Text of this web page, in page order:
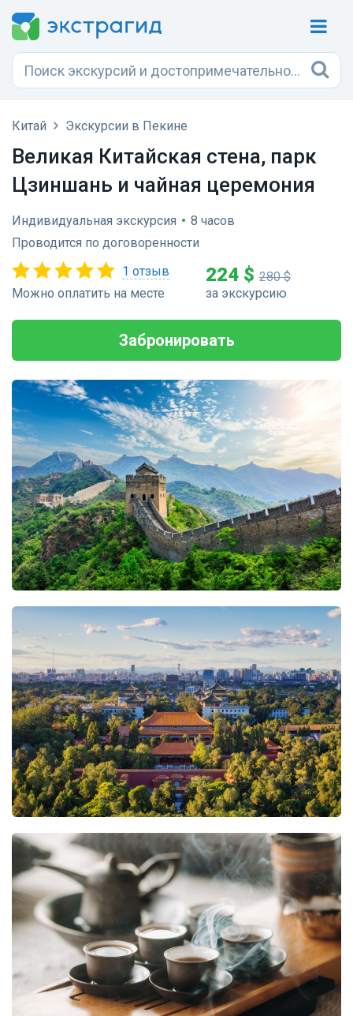
Китай Экскурсии в Пекине
Великая Китайская стена, парк
Цзиншань и чайная церемония
Индивидуальная экскурсия • 8 часов
Проводится по договоренности
1 отзыв
Можно оплатить на месте
224 $ 280 $
за экскурсию
Забронировать